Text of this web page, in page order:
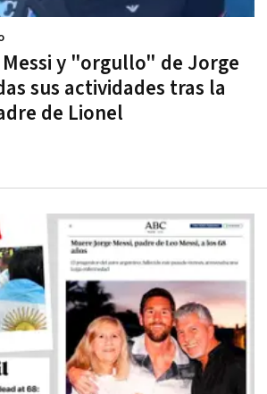
y "orgullo" de Jorge
sus actividades tras la
de Lionel